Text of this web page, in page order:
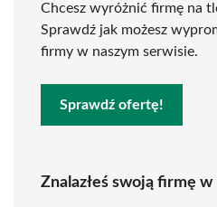
Chcesz wyróżnić firmę na
Sprawdź jak możesz
firmy w naszym serwisie.
Sprawdź ofertę!
Znalazłeś swoją firmę